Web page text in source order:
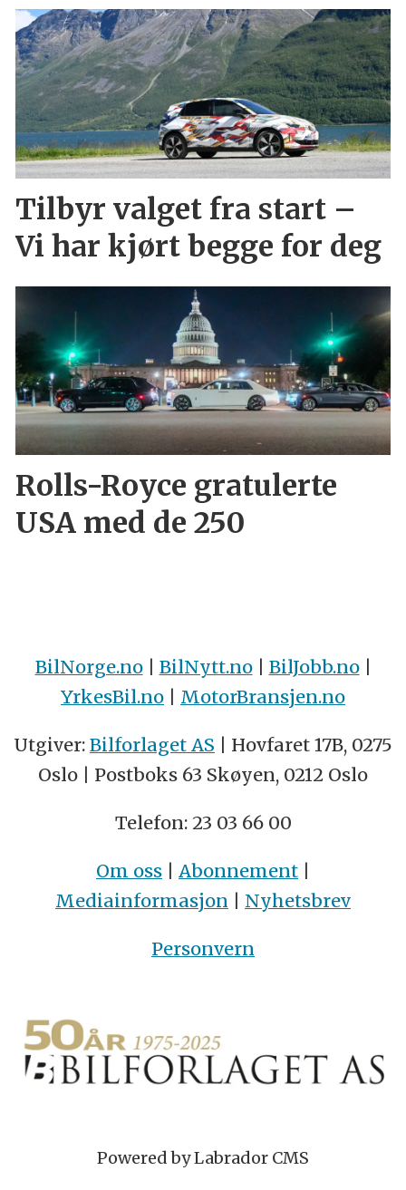
Tilbyr valget fra start –
Vi har kjørt begge for deg
Rolls-Royce gratulerte
USA med de 250
BilNorge.no| BilNytt.no| BilJobb.no|
YrkesBil.no | MotorBransjen.no
Utgiver: Bilforlaget AS | Hovfaret 17B, 0275
Oslo | Postboks 63 Skøyen, 0212 Oslo
Telefon: 23 03 66 00
Om oss | Abonnement |
Mediainformasjon | Nyhetsbrev
Personvern
Powered by Labrador CMS